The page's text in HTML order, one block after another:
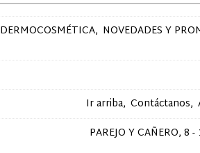
DERMOCOSMÉTICA NOVEDADES Y
Ir arriba Contáctanos
PAREJO Y CAÑERO,